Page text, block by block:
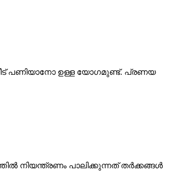
പണിയാനോ ഉള്ള യോഗമുണ്ട്. പ്രണയ
നിയന്ത്രണം പാലിക്കുന്നത് തർക്കങ്ങൾ